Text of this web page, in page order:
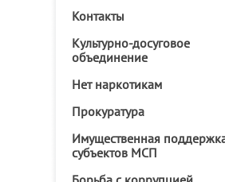
Контакты
Культурно-досуговое
объединение
Нет наркотикам
Прокуратура
Имущественная
субъектов МСП